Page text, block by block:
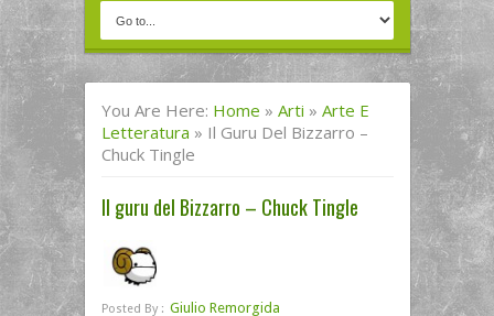
You Are Here: Home » Arti » Arte E
Letteratura » Il Guru Del Bizzarro –
Chuck Tingle
Il guru del Bizzarro – Chuck Tingle
Posted By : Giulio Remorgida